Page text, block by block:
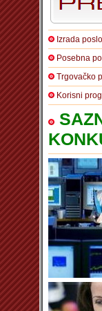
Izrada
Posebna
Trgovačko
Korisni